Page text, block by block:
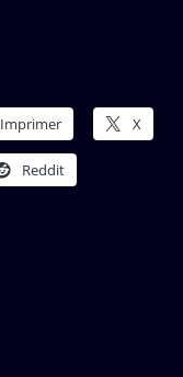
Imprimer X
Reddit